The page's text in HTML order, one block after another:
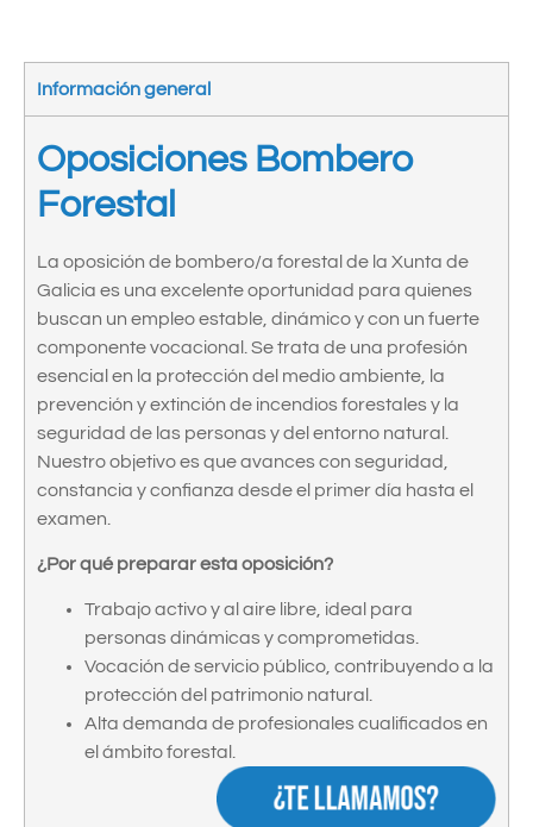
Información general
Oposiciones Bombero
Forestal
La oposición de bombero/a forestal de la Xunta de
Galicia es una excelente oportunidad para quienes
buscan un empleo estable, dinámico y con un fuerte
componente vocacional. Se trata de una profesión
esencial en la protección del medio ambiente, la
prevención y extinción de incendios forestales y la
seguridad de las personas y del entorno natural.
Nuestro objetivo es que avances con seguridad,
constancia y confianza desde el primer día hasta el
examen.
¿Por qué preparar esta oposición?
Trabajo activo y al aire libre, ideal para
personas dinámicas y comprometidas.
Vocación de servicio público, contribuyendo a la
protección del patrimonio natural.
Alta demanda de profesionales cualificados en
el ámbito forestal.